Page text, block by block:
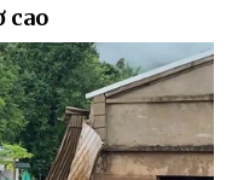
cao